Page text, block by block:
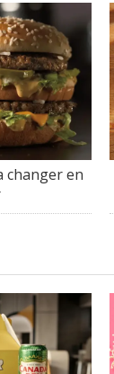
changer en